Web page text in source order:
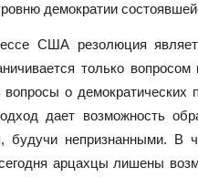
демократии
США резолюция
только
вопросы о
дает возможность
будучи непризнанными.
арцахцы лишены